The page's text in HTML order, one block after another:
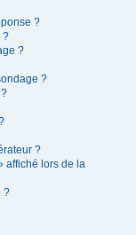
?
?
?
?
?
affiché lors de la
?